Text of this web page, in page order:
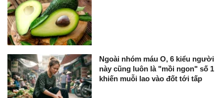
Ngoài nhóm máu O, 6 kiểu người
này cũng luôn là "mồi ngon" số 1
khiến muỗi lao vào đốt tới tấp